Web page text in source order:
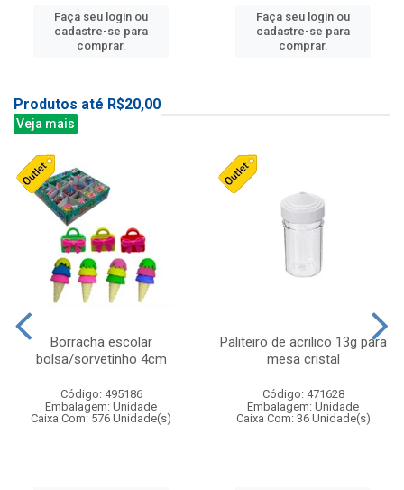
Faça seu login ou
cadastre-se para
comprar.
Faça seu login ou
cadastre-se para
comprar.
Produtos até R$20,00
Veja mais
Borracha escolar
bolsa/sorvetinho 4cm
Código: 495186
Embalagem: Unidade
Caixa Com: 576 Unidade(s)
Paliteiro de acrilico 13g para
mesa cristal
Código: 471628
Embalagem: Unidade
Caixa Com: 36 Unidade(s)